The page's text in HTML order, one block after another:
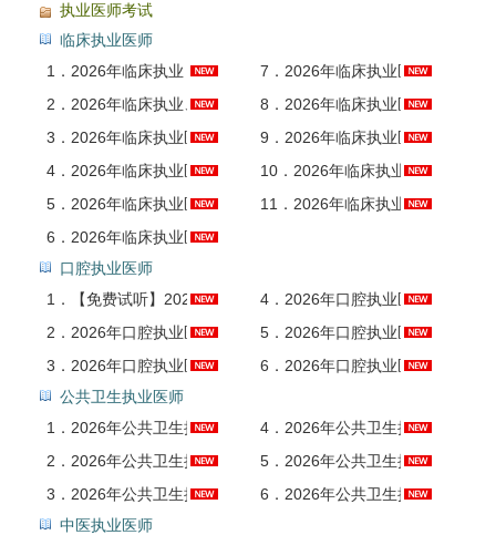
执业医师考试
临床执业医师
1． 2026年临床执业（助理）医师资格考试考点精讲班 7． 2026年临床执业医师资格考试题库1【历年真题＋模拟试题】AI讲解
2． 2026年临床执业、助理医师考试冲刺班 8． 2026年临床执业医师资格考试题库2【基础医学综合＋医学人文综合＋预防医学综合】AI讲解
3． 2026年临床执业医师资格考试（含助理）2700题精讲班 9． 2026年临床执业医师资格考试题库3【临床医学综合（一）】AI讲解
4． 2026年临床执业医师资格考试全套资料【考点手册＋历年真题＋题库】 10． 2026年临床执业医师资格考试题库4【临床医学综合（二）】AI讲解
5． 2026年临床执业医师资格考试（含助理）押题串讲预热班 11． 2026年临床执业医师资格考试考点手册AI讲解
6． 2026年临床执业医师资格考试题库【历年真题＋章节题库＋模拟试题】AI讲解
口腔执业医师
1．
【免费试听】2026年口腔执业（助理）医师考试核心考点精讲套餐试听课 4． 2026年口腔执业医师资格考试题库1【真题精选＋模拟试题】AI讲解
2． 2026年口腔执业医师资格考试全套资料【真题精选＋题库】 5． 2026年口腔执业医师资格考试题库2【基础医学综合＋医学人文综合＋预防医学综合】AI讲解
3． 2026年口腔执业医师资格考试题库【真题精选＋章节题库＋模拟试题】AI讲解 6． 2026年口腔执业医师资格考试题库3【临床医学综合＋口腔临床医学综合】AI讲解
公共卫生执业医师
1． 2026年公共卫生执业医师资格考试全套资料【真题精选＋题库】 4． 2026年公共卫生执业医师资格考试题库2【基础医学综合＋医学人文综合】AI讲解
2． 2026年公共卫生执业医师资格考试题库【真题精选＋章节题库＋模拟试题】AI讲解 5． 2026年公共卫生执业医师资格考试题库3【临床医学综合科目】AI讲解
3． 2026年公共卫生执业医师资格考试题库1【真题精选＋模拟试题】AI讲解 6． 2026年公共卫生执业医师资格考试题库4【公共卫生综合科目】AI讲解
中医执业医师